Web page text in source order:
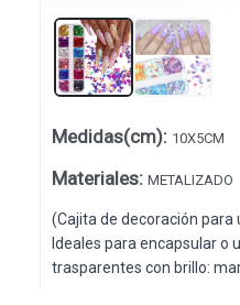
Medidas(cm): 10X5CM
Materiales: METALIZADO
(Cajita de decoración para
Ideales para encapsular o
trasparentes con brillo: